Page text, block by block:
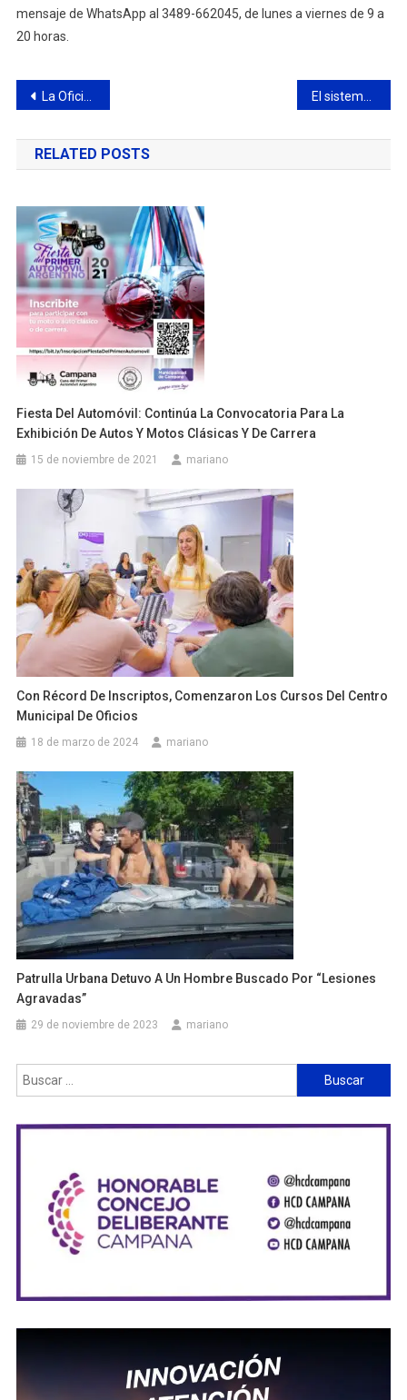
mensaje de WhatsApp al 3489-662045, de lunes a viernes de 9 a
20 horas.
Navegación
de
entradas
La Oficina Municipal de Defensa del Consumidor asesoró a más de 2.200 vecinos El sistema de salud municipal atendió más de 317.000 consultas en 2024
RELATED POSTS
Fiesta Del Automóvil: Continúa La Convocatoria Para La
Exhibición De Autos Y Motos Clásicas Y De Carrera
15 de noviembre de 2021 mariano
Con Récord De Inscriptos, Comenzaron Los Cursos Del Centro
Municipal De Oficios
18 de marzo de 2024 mariano
Patrulla Urbana Detuvo A Un Hombre Buscado Por “Lesiones
Agravadas”
29 de noviembre de 2023 mariano
Buscar: